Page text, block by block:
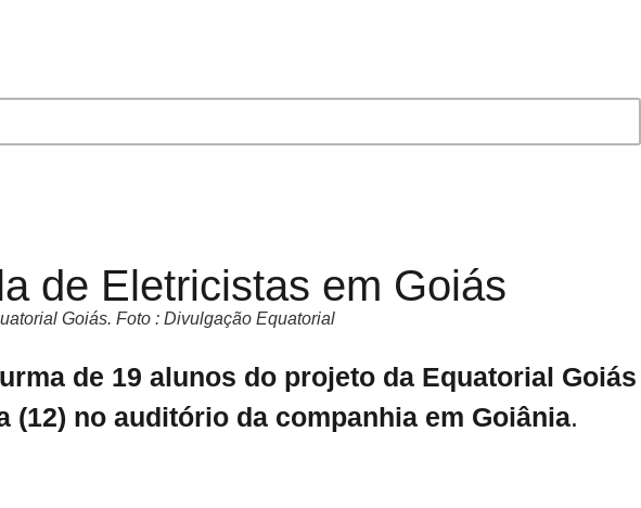
de Eletricistas em Goiás
Goiás. Foto : Divulgação Equatorial
de 19 alunos do projeto da Equatorial Goiás
no auditório da companhia em Goiânia.